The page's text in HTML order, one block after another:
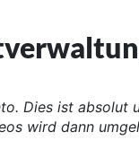
Dies ist absolut
wird dann